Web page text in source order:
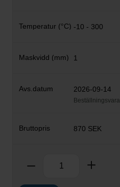
-10 - 300
1
2026-09-14
Beställningsvara
870 SEK
Ta bort